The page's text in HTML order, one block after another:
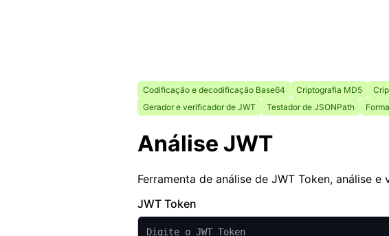
Codificação e decodificação Base64 Criptografia MD5
Gerador e verificador de JWT
Testador de JSONPath
Análise JWT
Ferramenta de análise de JWT Token, análise
JWT Token